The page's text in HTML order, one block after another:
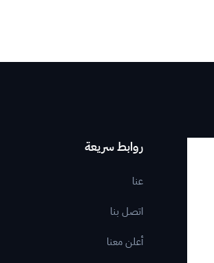
روابط سريعة
عنا
اتصل بنا
أعلن معنا